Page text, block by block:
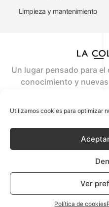
Utilizamos cookies para optimizar
Ver
Política de cookies
Limpieza y mantenimiento
Un lugar pensado para
conocimiento y
+34
© 2020 La
POLÍTICA DE